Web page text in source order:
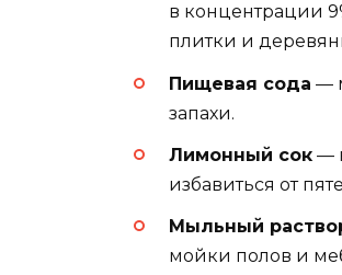
в концентрации
плитки и
Пищевая сода —
запахи.
Лимонный сок —
избавиться от
Мыльный
мойки полов и